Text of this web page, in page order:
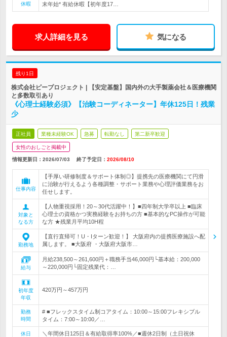
休暇
末年始* 有給休暇【初年度17…
求人詳細を見る 気になる
残り1日
株式会社ピープロジェクト | 【安定基盤】国内外の大手製薬会社＆医療機関
と多数取引あり
《心理士経験必須》【治験コーディネーター】年休125日！残業
少
正社員 業種未経験OK 急募 転勤なし 第二新卒歓迎
女性のおしごと掲載中
情報更新日：2026/07/03 終了予定日： 2026/08/10
仕事内容
【手厚い研修制度＆サポート体制◎】提携先の医療機関にて円滑
に治験が行えるよう各種調整・サポート業務や心理評価業務をお
任せします。
対象と
なる方
【人物重視採用！20～30代活躍中！】■四年制大学卒以上 ■臨床
心理士の資格かつ実務経験をお持ちの方 ■基本的なPC操作が可能
な方 ★残業月平均10H程
勤務地
【直行直帰可！U・Iターン歓迎！】 大阪府内の提携医療施設へ配
属します。 ■大阪府 ・大阪府大阪市…
給与
月給238,500～261,600円＋職務手当46,000円└基本給：200,000
～220,000円└固定残業代：…
初年度
年収
420万円～457万円
勤務
時間
# ■フレックスタイム制コアタイム：10:00～15:00フレキシブル
タイム：7:00～10:00／…
休日
＼年間休日125日＆有給取得率100%／■週休2日制（土日祝休